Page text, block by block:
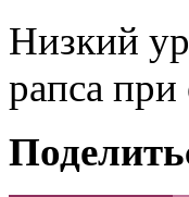
Низкий
рапса при